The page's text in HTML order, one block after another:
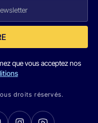
que vous acceptez nos
droits réservés.